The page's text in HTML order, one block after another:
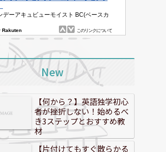
New
【何から？】英語独学初心
者が挫折しない！始めるべ
き3ステップとおすすめ教
材
【片付けてもすぐ散らかる